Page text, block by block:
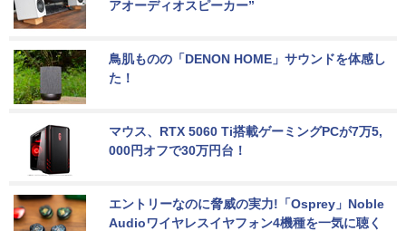
アオーディオスピーカー”
鳥肌ものの「DENON HOME」サウンドを体感し
た！
マウス、RTX 5060 Ti搭載ゲーミングPCが7万5,
000円オフで30万円台！
エントリーなのに脅威の実力!「Osprey」Noble
Audioワイヤレスイヤフォン4機種を一気に聴く